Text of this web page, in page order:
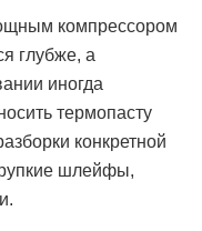
компрессором
глубже, а
иногда
термопасту
конкретной
шлейфы,